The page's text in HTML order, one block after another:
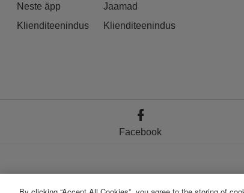
Neste äpp
Klienditeenindus
Jaamad
Klienditeenindus
Facebook